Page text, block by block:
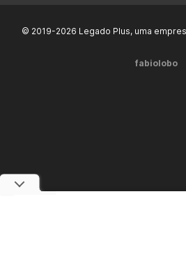
© 2019-2026 Legado Plus, uma
fabiolobo